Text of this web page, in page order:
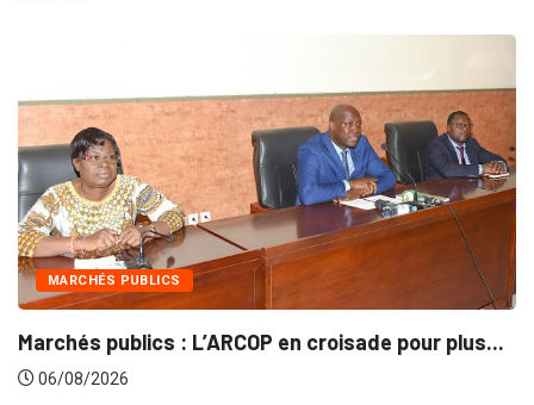
croisade pour plus...
Gestion concertée et